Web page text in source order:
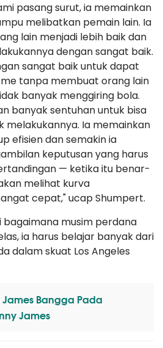
pasang surut, ia memainkan
melibatkan pemain lain. Ia
lain menjadi lebih baik dan
dengan sangat baik.
sangat baik untuk dapat
tanpa membuat orang lain
banyak menggiring bola.
banyak sentuhan untuk bisa
melakukannya. Ia memainkan
efisien dan semakin ia
keputusan yang harus
— ketika itu benar-
melihat kurva
cepat," ucap Shumpert.
bagaimana musim perdana
ia harus belajar banyak dari
dalam skuat Los Angeles
James Bangga Pada
James